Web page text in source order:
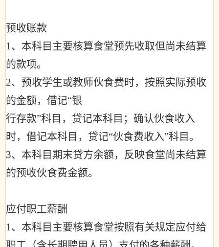
预收账款
1、本科目主要核算食堂预先收取但尚未结算
的款项。
2、预收学生或教师伙食费时，按照实际预收
的金额，借记“银
行存款”科目，贷记本科目；确认伙食收入
时，借记本科目，贷记“伙食费收入”科目。
3、本科目期末贷方余额，反映食堂尚未结算
的预收伙食费金额。
应付职工薪酬
1、本科目主要核算食堂按照有关规定应付给